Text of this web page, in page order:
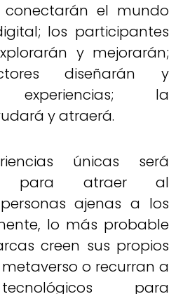
conectarán el mundo
los participantes
y mejorarán;
diseñarán y
experiencias; la
y atraerá.
únicas será
para atraer al
ajenas a los
lo más probable
creen sus propios
o recurran a
para